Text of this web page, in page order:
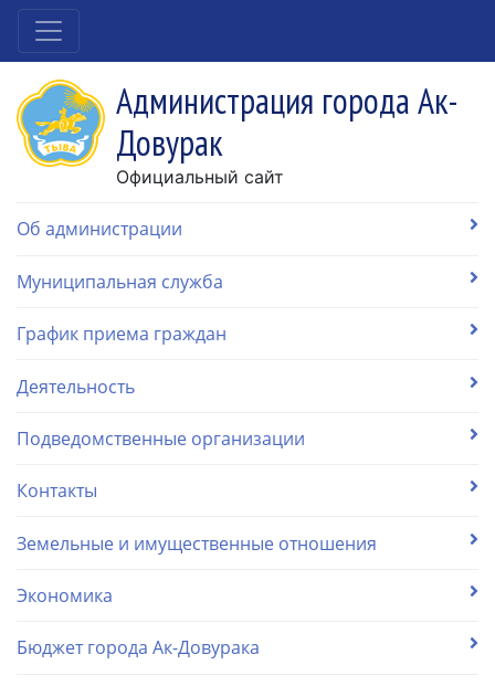
Администрация города Ак-
Довурак
Официальный сайт
Об администрации
Муниципальная служба
График приема граждан
Деятельность
Подведомственные организации
Контакты
Земельные и имущественные отношения
Экономика
Бюджет города Ак-Довурака